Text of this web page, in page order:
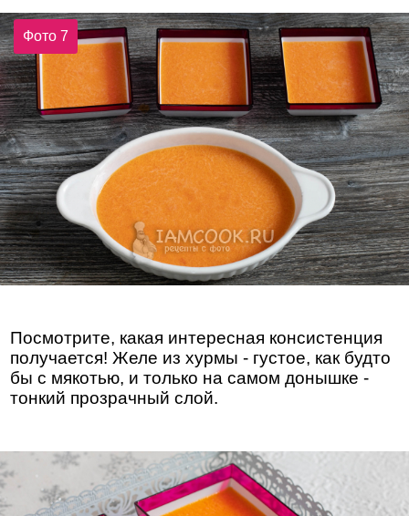
Фото 7
Посмотрите, какая интересная консистенция
получается! Желе из хурмы - густое, как будто
бы с мякотью, и только на самом донышке -
тонкий прозрачный слой.